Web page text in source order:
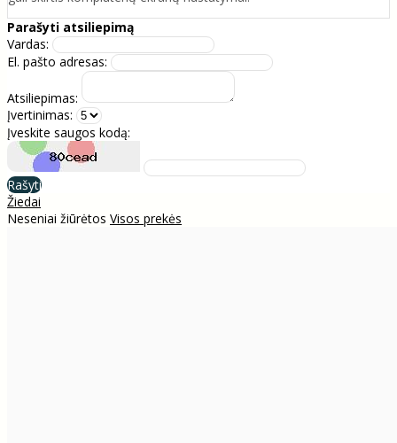
Parašyti atsiliepimą
Vardas:
El. pašto adresas:
Atsiliepimas:
Įvertinimas:
Įveskite saugos kodą:
Rašyti
Žiedai
Neseniai žiūrėtos Visos prekės